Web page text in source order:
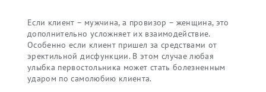
Если клиент – мужчина, а провизор – женщина, это
дополнительно усложняет их взаимодействие.
Особенно если клиент пришел за средствами от
эректильной дисфункции. В этом случае любая
улыбка первостольника может стать болезненным
ударом по самолюбию клиента.